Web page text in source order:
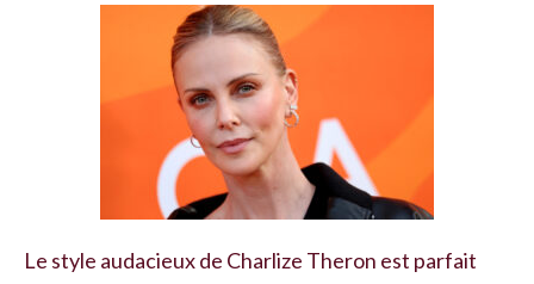
Le style audacieux de Charlize Theron est parfait